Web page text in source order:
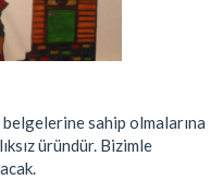
belgelerine sahip olmalarına
üründür. Bizimle